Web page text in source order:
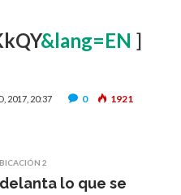
&lang=EN ]
2017, 20:37 0 1921
2
lo que se